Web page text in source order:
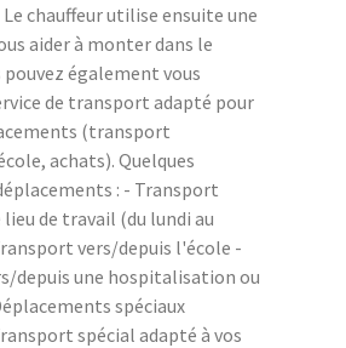
chauffeur utilise ensuite une
aider à monter dans le
pouvez également vous
de transport adapté pour
(transport
achats). Quelques
: - Transport
de travail (du lundi au
vers/depuis l'école -
depuis une hospitalisation ou
spéciaux
spécial adapté à vos